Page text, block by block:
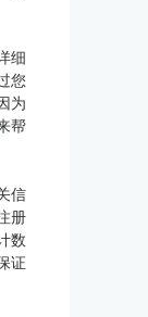
细
您
为
帮
信
册
数
证